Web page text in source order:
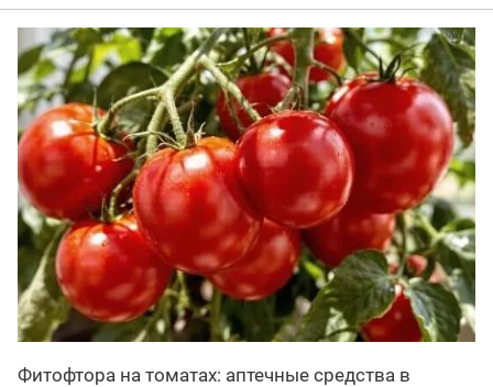
Фитофтора на томатах: аптечные средства в